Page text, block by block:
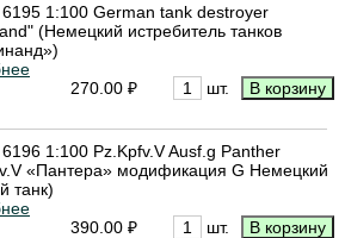
6195 1:100 German tank destroyer
(Немецкий истребитель танков
270.00 ₽
шт.
6196 1:100 Pz.Kpfv.V Ausf.g Panther
«Пантера» модификация G Немецкий
танк)
390.00 ₽
шт.